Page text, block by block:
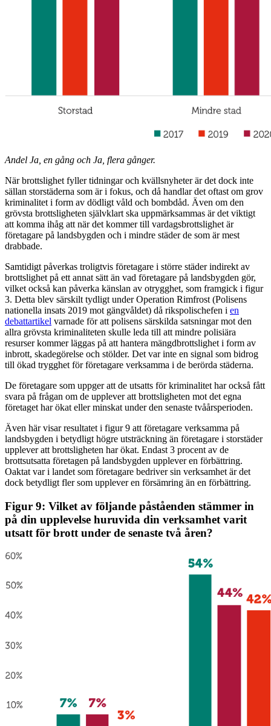
Andel Ja, en gång och Ja, flera gånger.
När brottslighet fyller tidningar och kvällsnyheter är det dock inte
sällan storstäderna som är i fokus, och då handlar det oftast om grov
kriminalitet i form av dödligt våld och bombdåd. Även om den
grövsta brottsligheten självklart ska uppmärksammas är det viktigt
att komma ihåg att när det kommer till vardagsbrottslighet är
företagare på landsbygden och i mindre städer de som är mest
drabbade.
Samtidigt påverkas troligtvis företagare i större städer indirekt av
brottslighet på ett annat sätt än vad företagare på landsbygden gör,
vilket också kan påverka känslan av otrygghet, som framgick i figur
3. Detta blev särskilt tydligt under Operation Rimfrost (Polisens
nationella insats 2019 mot gängvåldet) då rikspolischefen i en
debattartikel varnade för att polisens särskilda satsningar mot den
allra grövsta kriminaliteten skulle leda till att mindre polisiära
resurser kommer läggas på att hantera mängdbrottslighet i form av
inbrott, skadegörelse och stölder. Det var inte en signal som bidrog
till ökad trygghet för företagare verksamma i de berörda städerna.
De företagare som uppger att de utsatts för kriminalitet har också fått
svara på frågan om de upplever att brottsligheten mot det egna
företaget har ökat eller minskat under den senaste tvåårsperioden.
Även här visar resultatet i figur 9 att företagare verksamma på
landsbygden i betydligt högre utsträckning än företagare i storstäder
upplever att brottsligheten har ökat. Endast 3 procent av de
brottsutsatta företagen på landsbygden upplever en förbättring.
Oaktat var i landet som företagare bedriver sin verksamhet är det
dock betydligt fler som upplever en försämring än en förbättring.
Figur 9: Vilket av följande påståenden stämmer in
på din upplevelse huruvida din verksamhet varit
utsatt för brott under de senaste två åren?